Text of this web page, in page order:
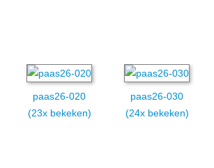
paas26-020
(23x bekeken)
paas26-030
(24x bekeken)